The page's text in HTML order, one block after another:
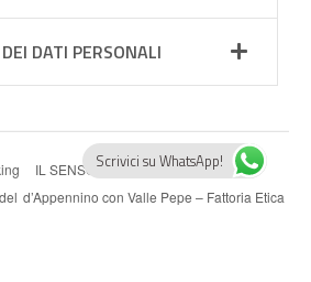
DATI PERSONALI
IL SENSO DEI LUOGHI | Una storia
d’Appennino con Valle Pepe – Fattoria Etica
Scrivici su WhatsApp!